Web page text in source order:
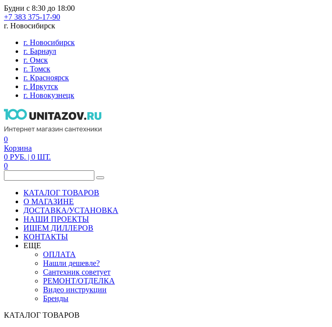
Будни с 8:30 до 18:00
+7 383 375-17-90
г. Новосибирск
г. Новосибирск
г. Барнаул
г. Омск
г. Томск
г. Красноярск
г. Иркутск
г. Новокузнецк
0
Корзина
0 РУБ. | 0 ШТ.
0
КАТАЛОГ ТОВАРОВ
О МАГАЗИНЕ
ДОСТАВКА/УСТАНОВКА
НАШИ ПРОЕКТЫ
ИЩЕМ ДИЛЛЕРОВ
КОНТАКТЫ
ЕЩЕ
ОПЛАТА
Нашли дешевле?
Сантехник советует
РЕМОНТ/ОТДЕЛКА
Видео инструкции
Бренды
КАТАЛОГ ТОВАРОВ